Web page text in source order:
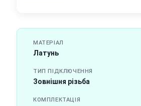
МАТЕРІАЛ
Латунь
ТИП ПІДКЛЮЧЕННЯ
Зовнішня різьба
КОМПЛЕКТАЦІЯ